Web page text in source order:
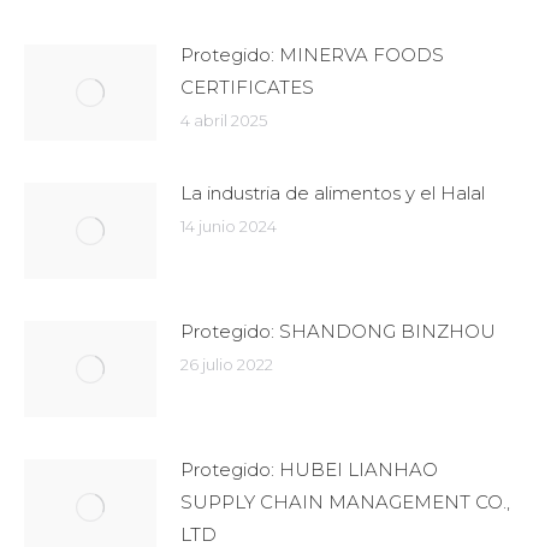
Protegido: MINERVA FOODS
CERTIFICATES
4 abril 2025
La industria de alimentos y el Halal
14 junio 2024
Protegido: SHANDONG BINZHOU
26 julio 2022
Protegido: HUBEI LIANHAO
SUPPLY CHAIN MANAGEMENT CO.,
LTD